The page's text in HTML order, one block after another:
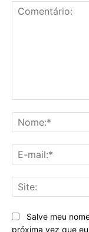
Salve meu
próxima vez que